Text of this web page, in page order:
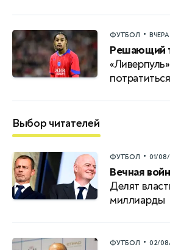
ФУТБОЛ • ВЧЕРА
Решающий
Выбор читателей
ФУТБОЛ • 01/
Вечная
Делят
миллиарды
ФУТБОЛ • 02/